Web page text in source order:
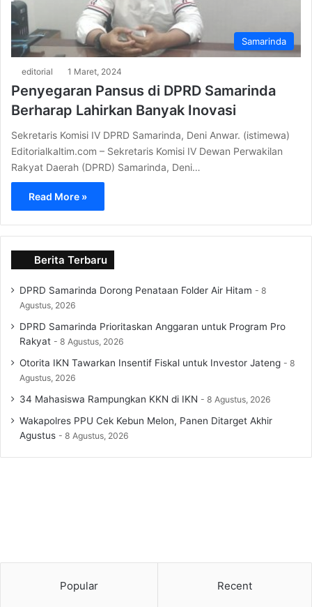
Samarinda
editorial 1 Maret, 2024
Penyegaran Pansus di DPRD Samarinda
Berharap Lahirkan Banyak Inovasi
Sekretaris Komisi IV DPRD Samarinda, Deni Anwar. (istimewa)
Editorialkaltim.com – Sekretaris Komisi IV Dewan Perwakilan
Rakyat Daerah (DPRD) Samarinda, Deni…
Read More »
Berita Terbaru
DPRD Samarinda Dorong Penataan Folder Air Hitam
8
Agustus, 2026
DPRD Samarinda Prioritaskan Anggaran untuk Program Pro
Rakyat
8 Agustus, 2026
Otorita IKN Tawarkan Insentif Fiskal untuk Investor Jateng
8
Agustus, 2026
34 Mahasiswa Rampungkan KKN di IKN 8 Agustus, 2026
Wakapolres PPU Cek Kebun Melon, Panen Ditarget Akhir
Agustus
8 Agustus, 2026
Popular Recent